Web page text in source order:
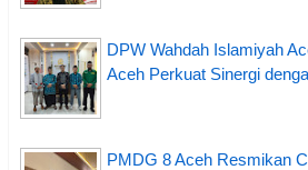
DPW Wahdah Islamiyah
Aceh Perkuat Sinergi
PMDG 8 Aceh Resmikan